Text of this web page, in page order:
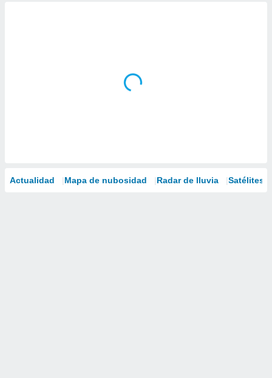
Actualidad Mapa de nubosidad Radar de lluvia Satélites